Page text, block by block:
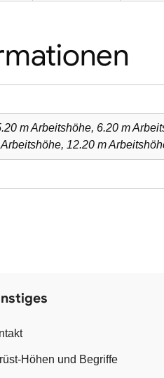
m Arbeitshöhe, 6.20 m
12.20 m
Höhen und Begriffe